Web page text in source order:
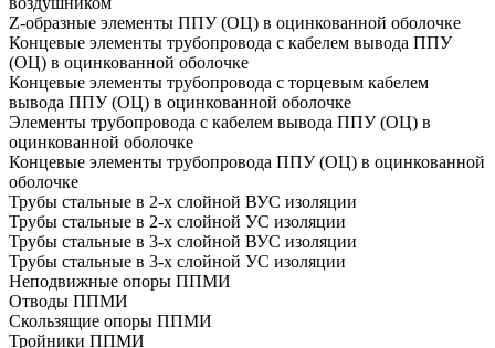
Z-образные элементы ППУ (ОЦ) в оцинкованной оболочке
Концевые элементы трубопровода с кабелем вывода ППУ
(ОЦ) в оцинкованной оболочке
Концевые элементы трубопровода с торцевым кабелем
вывода ППУ (ОЦ) в оцинкованной оболочке
Элементы трубопровода с кабелем вывода ППУ (ОЦ) в
оцинкованной оболочке
Концевые элементы трубопровода ППУ (ОЦ) в оцинкованной
оболочке
Трубы стальные в 2-х слойной ВУС изоляции
Трубы стальные в 2-х слойной УС изоляции
Трубы стальные в 3-х слойной ВУС изоляции
Трубы стальные в 3-х слойной УС изоляции
Неподвижные опоры ППМИ
Отводы ППМИ
Скользящие опоры ППМИ
Тройники ППМИ